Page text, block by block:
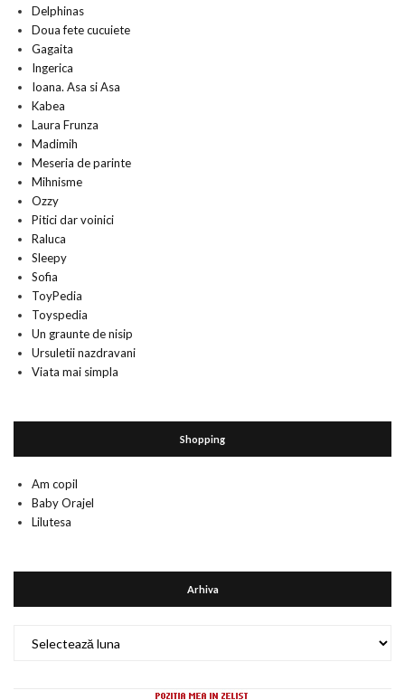
Delphinas
Doua fete cucuiete
Gagaita
Ingerica
Ioana. Asa si Asa
Kabea
Laura Frunza
Madimih
Meseria de parinte
Mihnisme
Ozzy
Pitici dar voinici
Raluca
Sleepy
Sofia
ToyPedia
Toyspedia
Un graunte de nisip
Ursuletii nazdravani
Viata mai simpla
Shopping
Am copil
Baby Orajel
Lilutesa
Arhiva